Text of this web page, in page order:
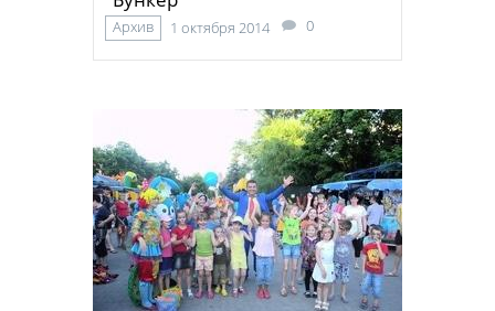
Архив 1 октября 2014 0